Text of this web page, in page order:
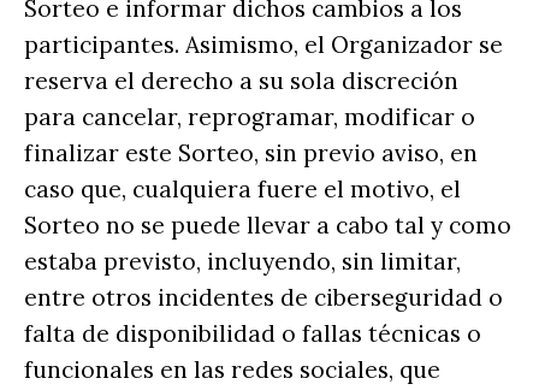
Sorteo e informar dichos cambios a los
participantes. Asimismo, el Organizador se
reserva el derecho a su sola discreción
para cancelar, reprogramar, modificar o
finalizar este Sorteo, sin previo aviso, en
caso que, cualquiera fuere el motivo, el
Sorteo no se puede llevar a cabo tal y como
estaba previsto, incluyendo, sin limitar,
entre otros incidentes de ciberseguridad o
falta de disponibilidad o fallas técnicas o
funcionales en las redes sociales, que